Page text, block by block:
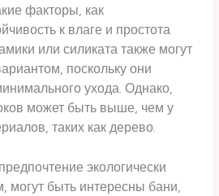
факторы, как
к влаге и простота
или силиката также могут
поскольку они
ухода. Однако,
может быть выше, чем у
таких как дерево.
экологически
могут быть интересны бани,